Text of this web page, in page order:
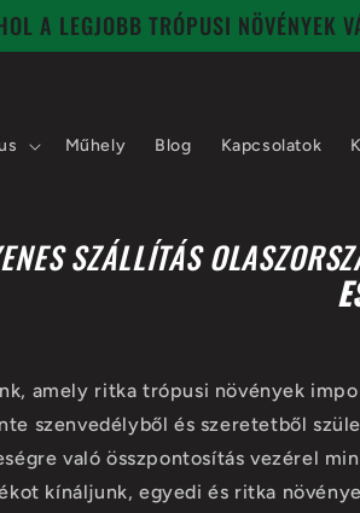
A LEGJOBB TRÓPUSI NÖVÉNYEK
Műhely Blog Kapcsolatok
SZÁLLÍTÁS
amely ritka trópusi növények
szenvedélyből és szeretetből
való összpontosítás vezérel
kínáljunk, egyedi és ritka